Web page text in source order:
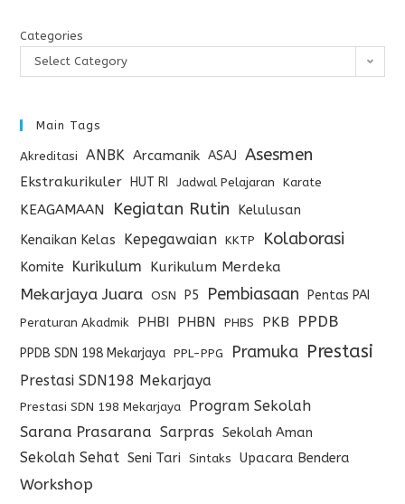
Categories
Select Category
Main Tags
Akreditasi ANBK Arcamanik ASAJ Asesmen
Ekstrakurikuler HUT RI Jadwal Pelajaran Karate
KEAGAMAAN Kegiatan Rutin
Kelulusan
Kenaikan Kelas
Kepegawaian KKTP Kolaborasi
Komite Kurikulum Kurikulum Merdeka
Mekarjaya Juara OSN P5 Pembiasaan Pentas PAI
Peraturan Akadmik PHBI PHBN PHBS PKB PPDB
PPDB SDN 198 Mekarjaya PPL-PPG Pramuka Prestasi
Prestasi SDN198 Mekarjaya
Prestasi SDN 198 Mekarjaya
Program Sekolah
Sarana Prasarana Sarpras Sekolah Aman
Sekolah Sehat Seni Tari Sintaks Upacara Bendera
Workshop